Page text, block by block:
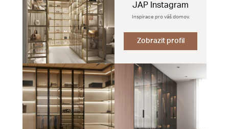
JAP Instagram
Inspirace pro váš domov.
Zobrazit profil